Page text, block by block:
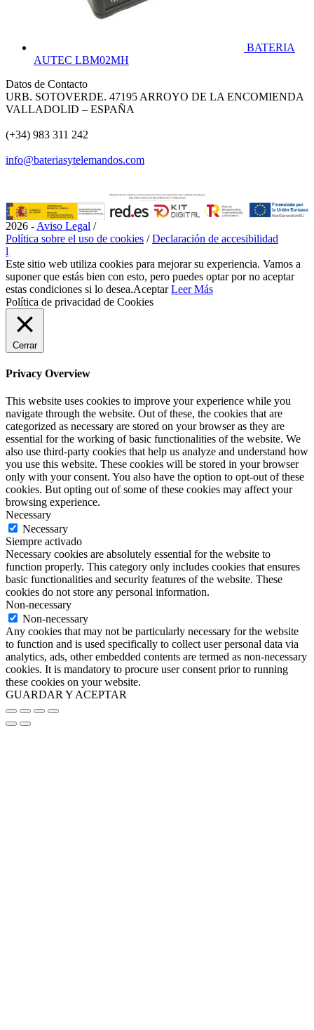
BATERIA
AUTEC LBM02MH
Datos de Contacto
URB. SOTOVERDE. 47195 ARROYO DE LA ENCOMIENDA
VALLADOLID – ESPAÑA
(+34) 983 311 242
info@bateriasytelemandos.com
2026 - Aviso Legal /
Política sobre el uso de cookies /Declaración de accesibilidad
l
Este sitio web utiliza cookies para mejorar su experiencia. Vamos a
suponer que estás bien con esto, pero puedes optar por no aceptar
estas condiciones si lo desea.Aceptar Leer Más
Política de privacidad de Cookies
Cerrar
Privacy Overview
This website uses cookies to improve your experience while you
navigate through the website. Out of these, the cookies that are
categorized as necessary are stored on your browser as they are
essential for the working of basic functionalities of the website. We
also use third-party cookies that help us analyze and understand how
you use this website. These cookies will be stored in your browser
only with your consent. You also have the option to opt-out of these
cookies. But opting out of some of these cookies may affect your
browsing experience.
Necessary
Necessary
Siempre activado
Necessary cookies are absolutely essential for the website to
function properly. This category only includes cookies that ensures
basic functionalities and security features of the website. These
cookies do not store any personal information.
Non-necessary
Non-necessary
Any cookies that may not be particularly necessary for the website
to function and is used specifically to collect user personal data via
analytics, ads, other embedded contents are termed as non-necessary
cookies. It is mandatory to procure user consent prior to running
these cookies on your website.
GUARDAR Y ACEPTAR